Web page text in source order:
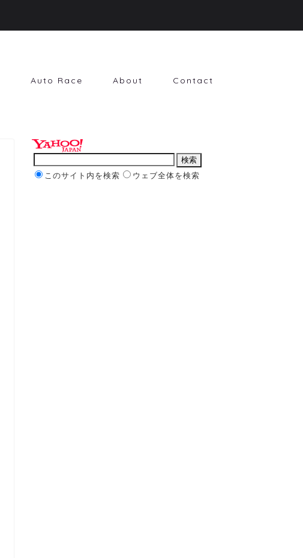
Auto Race About Contact
このサイト内を検索 ウェブ全体を検索